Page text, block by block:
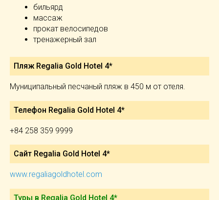
бильярд
массаж
прокат велосипедов
тренажерный зал
Пляж Regalia Gold Hotel 4*
Муниципальный песчаный пляж в 450 м от отеля.
Телефон Regalia Gold Hotel 4*
+84 258 359 9999
Сайт Regalia Gold Hotel 4*
www.regaliagoldhotel.com
Туры в Regalia Gold Hotel 4*